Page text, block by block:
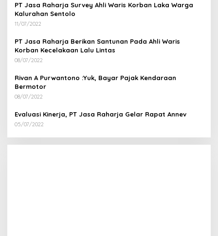
PT Jasa Raharja Survey Ahli Waris Korban Laka Warga
Kalurahan Sentolo
11/07/2022
PT Jasa Raharja Berikan Santunan Pada Ahli Waris
Korban Kecelakaan Lalu Lintas
08/07/2022
Rivan A Purwantono :Yuk, Bayar Pajak Kendaraan
Bermotor
08/07/2022
Evaluasi Kinerja, PT Jasa Raharja Gelar Rapat Annev
05/07/2022